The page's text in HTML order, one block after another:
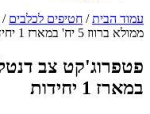
עמוד הבית/ חטיפים לכלבים /
ממולא ברווז 5 יח' במארז 1 יחידות
במארז 1 יחידות